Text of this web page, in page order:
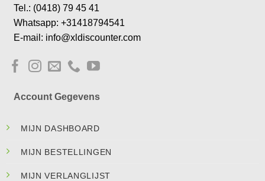
Tel.: (0418) 79 45 41
Whatsapp: +31418794541
E-mail: info@xldiscounter.com
Account Gegevens
MIJN DASHBOARD
MIJN BESTELLINGEN
MIJN VERLANGLIJST